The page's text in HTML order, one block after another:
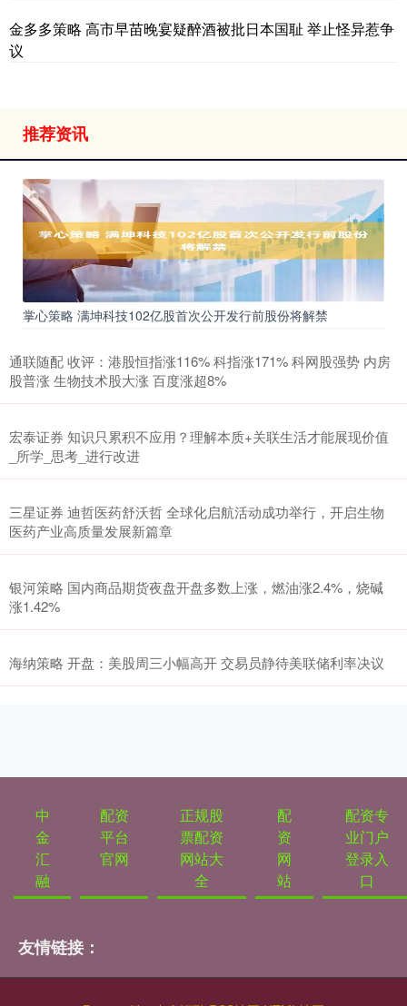
金多多策略 高市早苗晚宴疑醉酒被批日本国耻 举止怪异惹争
议
推荐资讯
掌心策略 满坤科技102亿股首次公开发行前股份将解禁
通联随配 收评：港股恒指涨116% 科指涨171% 科网股强势 内房
股普涨 生物技术股大涨 百度涨超8%
宏泰证券 知识只累积不应用？理解本质+关联生活才能展现价值
_所学_思考_进行改进
三星证券 迪哲医药舒沃哲 全球化启航活动成功举行，开启生物
医药产业高质量发展新篇章
银河策略 国内商品期货夜盘开盘多数上涨，燃油涨2.4%，烧碱
涨1.42%
海纳策略 开盘：美股周三小幅高开 交易员静待美联储利率决议
中
金
汇
融
配资
平台
官网
正规股
票配资
网站大
全
配
资
网
站
配资专
业门户
登录入
口
友情链接：